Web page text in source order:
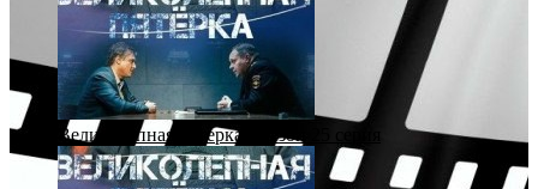
Великолепная пятерка 6 сезон 25 серия